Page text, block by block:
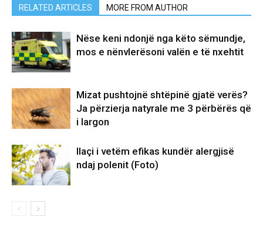
RELATED ARTICLES MORE FROM AUTHOR
Nëse keni ndonjë nga këto sëmundje,
mos e nënvlerësoni valën e të nxehtit
Mizat pushtojnë shtëpinë gjatë verës?
Ja përzierja natyrale me 3 përbërës që
i largon
Ilaçi i vetëm efikas kundër alergjisë
ndaj polenit (Foto)